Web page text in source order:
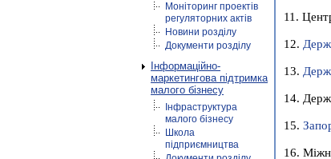
Моніторинг проектів
регуляторних актів
Новини розділу
Документи розділу
Інформаційно-
маркетингова підтримка
малого бізнесу
Інфраструктура
малого бізнесу
Школа
підприємництва
11.
12.
13.
14.
15.
16.